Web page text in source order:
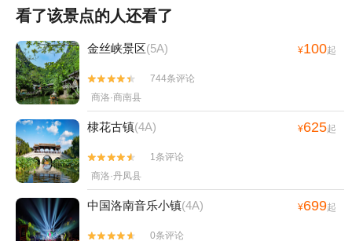
看了该景点的人还看了
金丝峡景区(5A) ¥100起


744条评论
商洛·商南县
棣花古镇(4A) ¥625起


1条评论
商洛·丹凤县
中国洛南音乐小镇(4A) ¥699起

 0条评论